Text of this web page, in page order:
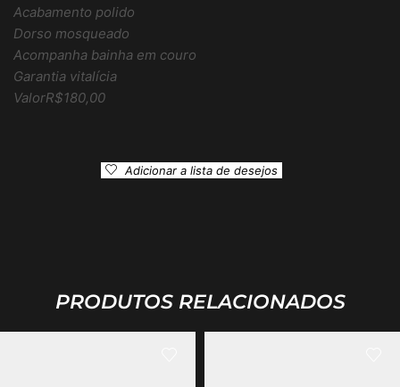
Acabamento polido
Dorso mosqueado
Acompanha bainha em couro
Garantia vitalícia
ValorR$180,00
Adicionar a lista de desejos
PRODUTOS RELACIONADOS